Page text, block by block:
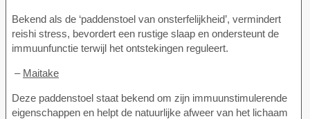
Bekend als de ‘paddenstoel van onsterfelijkheid’, vermindert
reishi stress, bevordert een rustige slaap en ondersteunt de
immuunfunctie terwijl het ontstekingen reguleert.
– Maitake
Deze paddenstoel staat bekend om zijn immuunstimulerende
eigenschappen en helpt de natuurlijke afweer van het lichaam